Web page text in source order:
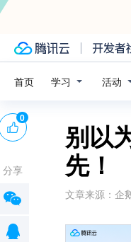
首页 学习 活动
别以
先！
文章来源： 企
0
分享